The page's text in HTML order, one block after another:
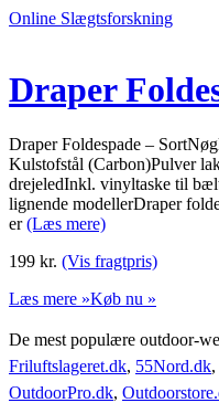
Online Slægtsforskning
Draper
Draper Foldespade –
Kulstofstål (Carbon)Pulver
drejeledInkl. vinyltaske til
lignende modellerDraper
er(Læs mere)
199 kr. (Vis fragtpris)
Læs mere »Køb nu »
De mest populære outdoor-
Friluftslageret.dk, 55Nord.dk,
OutdoorPro.dk,